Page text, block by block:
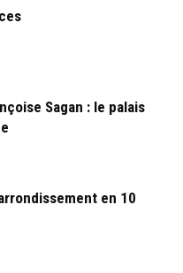
Sagan : le palais
en 10